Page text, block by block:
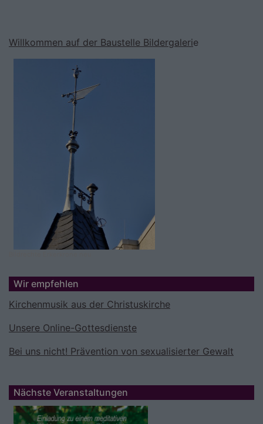
Willkommen auf der Baustelle Bildergalerie
Wir empfehlen
Kirchenmusik aus der Christuskirche
Unsere Online-Gottesdienste
Bei uns nicht! Prävention von sexualisierter Gewalt
Nächste Veranstaltungen